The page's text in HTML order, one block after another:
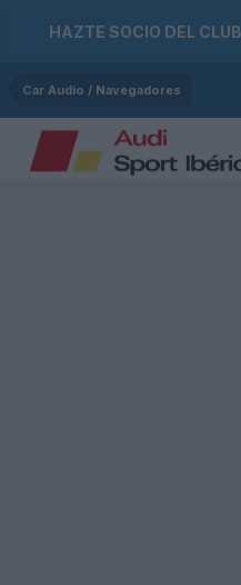
HAZTE SOCIO DEL
Car Audio / Navegadores